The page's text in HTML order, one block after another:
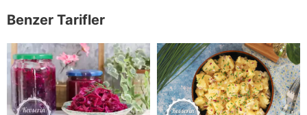
Benzer Tarifler